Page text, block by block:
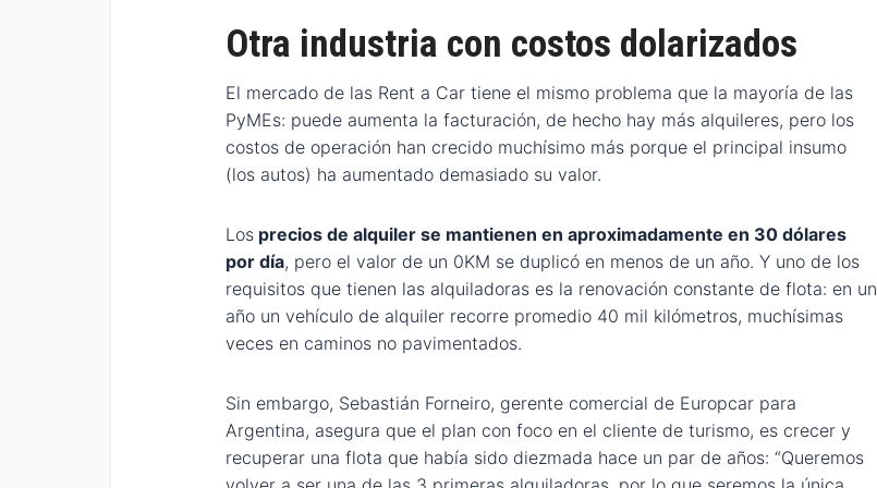
Otra industria con costos dolarizados
El mercado de las Rent a Car tiene el mismo problema que la mayoría de las
PyMEs: puede aumenta la facturación, de hecho hay más alquileres, pero los
costos de operación han crecido muchísimo más porque el principal insumo
(los autos) ha aumentado demasiado su valor.
Los precios de alquiler se mantienen en aproximadamente en 30 dólares
por día, pero el valor de un 0KM se duplicó en menos de un año. Y uno de los
requisitos que tienen las alquiladoras es la renovación constante de flota: en un
año un vehículo de alquiler recorre promedio 40 mil kilómetros, muchísimas
veces en caminos no pavimentados.
Sin embargo, Sebastián Forneiro, gerente comercial de Europcar para
Argentina, asegura que el plan con foco en el cliente de turismo, es crecer y
recuperar una flota que había sido diezmada hace un par de años: “Queremos